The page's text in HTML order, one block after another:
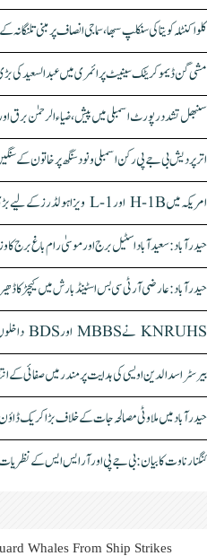
کلواکنٹلہ کویتا کی سنکلپ سبھا، سماجی انصاف پر مبنی
مشی گن ڈیموکریٹک سینیٹ پرائمری میں عبدالسعید کی بڑی
سنبھل تشدد رپورٹ اسمبلی میں پیش، ضیاء الرحمٰن برق
اتر پردیش بی جے پی رکن اسمبلی ونود سنگھ پر خاتون کے
امریکہ میں H-1B اور L-1 ویزا ہولڈرز کے لیے بڑی راحت، اب ملک چھوڑے بغیر ویزا تجدید ممکن
حیدرآباد: سعیدآباد اسٹیل برج اور موسیٰ رام باغ برج کا
حیدرآباد: عارضی آر ٹی سی بس اسٹینڈ بارش میں کیچڑ کا
KNRUHS نے MBBS اور BDS داخلوں کا نوٹیفکیشن جاری کر دیا
بیرسٹر اسدالدین اویسی کی ہدایت پر مندر میں صفائی کے
حیدرآباد میں ملاوٹی مصالحہ جات کے خلاف بڑا کریک ڈاؤن، 25 ٹن سے زائد مصالحے ضبط، 3
کنگنا رناوت کا بیان: بی جے پی اور آر ایس ایس کے
Whales From Ship Strikes